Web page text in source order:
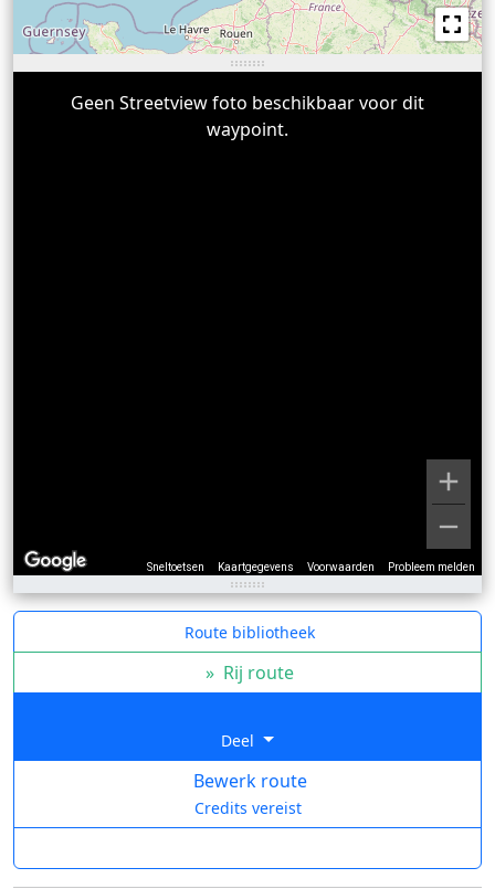
Sneltoetsen Kaartgegevens Voorwaarden Probleem melden
Geen Streetview foto beschikbaar voor dit
waypoint.
Route bibliotheek
» Rij route
Deel
Bewerk route
Credits vereist